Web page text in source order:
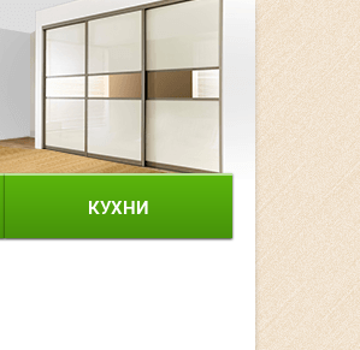
КУХНИ